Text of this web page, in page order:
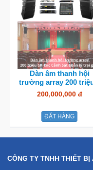
Dàn âm thanh hội
trường array 200
200,000,000 đ
ĐẶT HÀNG
CÔNG TY TNHH THIẾT